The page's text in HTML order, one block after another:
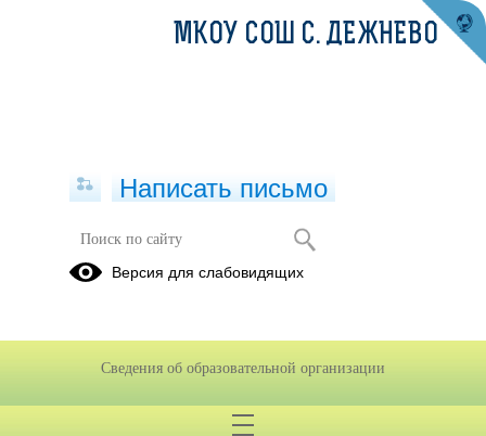
Памятка Безопасность на льду для
школьников.
Памятка Безопастность на льду для школьников (pdf.io).pdf
МКОУ СОШ С. ДЕЖНЕВО
Написать письмо
Версия для слабовидящих
Сведения об образовательной организации